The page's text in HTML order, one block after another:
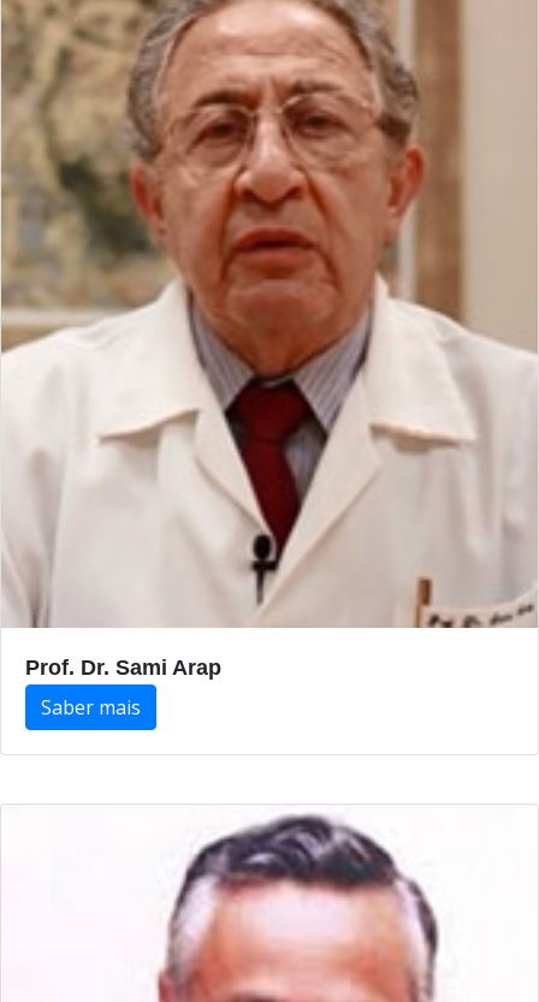
Prof. Dr. Sami Arap
Saber mais